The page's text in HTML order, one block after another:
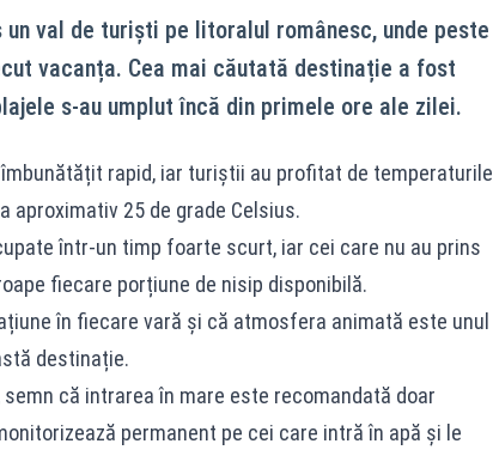
un val de turiști pe litoralul românesc, unde peste
vacanța. Cea mai căutată destinație a fost
s-au umplut încă din primele ore ale zilei.
rapid, iar turiștii au profitat de temperaturile
aproximativ 25 de grade Celsius.
într-un timp foarte scurt, iar cei care nu au prins
fiecare porțiune de nisip disponibilă.
în fiecare vară și că atmosfera animată este unul
destinație.
că intrarea în mare este recomandată doar
permanent pe cei care intră în apă și le